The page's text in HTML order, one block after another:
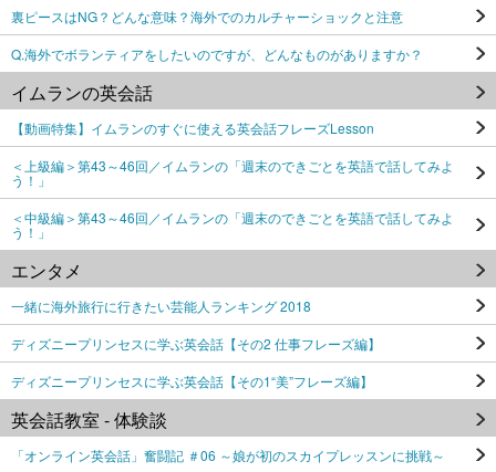
裏ピースはNG？どんな意味？海外でのカルチャーショックと注意
Q.海外でボランティアをしたいのですが、どんなものがありますか？
イムランの英会話
【動画特集】イムランのすぐに使える英会話フレーズLesson
＜上級編＞第43～46回／イムランの「週末のできごとを英語で話してみよ
う！」
＜中級編＞第43～46回／イムランの「週末のできごとを英語で話してみよ
う！」
エンタメ
一緒に海外旅行に行きたい芸能人ランキング 2018
ディズニープリンセスに学ぶ英会話【その2 仕事フレーズ編】
ディズニープリンセスに学ぶ英会話【その1“美”フレーズ編】
英会話教室 - 体験談
「オンライン英会話」奮闘記 ＃06 ～娘が初のスカイプレッスンに挑戦～